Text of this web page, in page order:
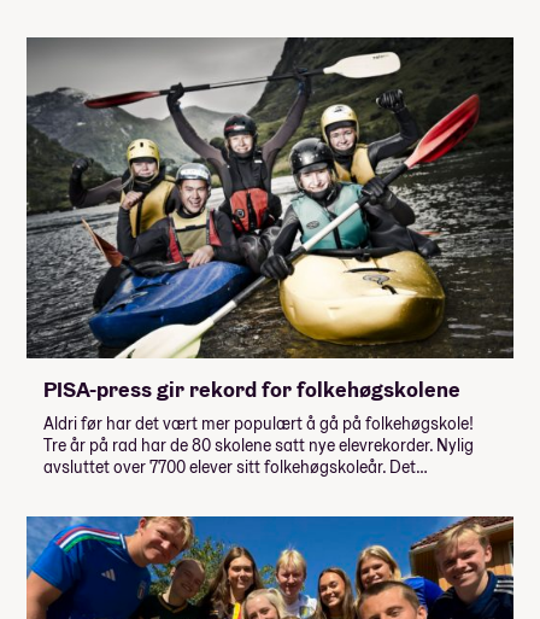
PISA-press gir rekord for folkehøgskolene
Aldri før har det vært mer populært å gå på folkehøgskole!
Tre år på rad har de 80 skolene satt nye elevrekorder. Nylig
avsluttet over 7700 elever sitt folkehøgskoleår. Det…